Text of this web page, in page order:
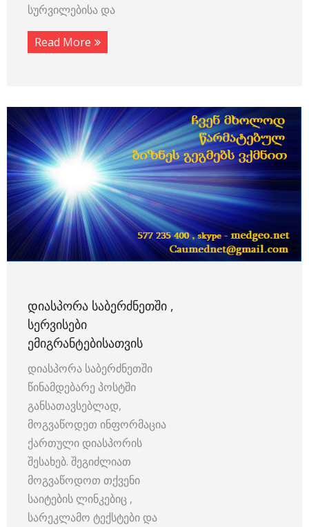
სურვილებისა და
Read More
ᲓᲘᲐᲡᲞᲝᲠᲐ ᲡᲐᲑᲔᲠᲫᲜᲔᲗᲨᲘ ,
ᲡᲔᲠᲕᲘᲡᲔᲑᲘ
ᲔᲛᲘᲒᲠᲐᲜᲢᲔᲑᲘᲡᲐᲗᲕᲘᲡ
დიასპორა საბერძნეთში
წინამდებარე პოსტში
განსათავსებლად,
მოგვაწოდეთ ინფორმაცია
ქართული დიასპორის
შესახებ. შეგიძლიათ
მოგვაწოდოთ თქვენი
საიტების ლინკებიც ,
სარეკლამო ტექსტები და